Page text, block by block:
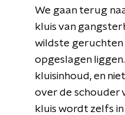
We gaan terug
kluis van
wildste geruchten
opgeslagen
kluisinhoud, en
over de schouder
kluis wordt zelfs